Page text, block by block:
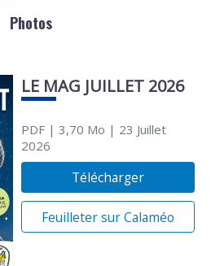
Photos
LE MAG JUILLET 2026
PDF| 3,70 Mo | 23 Juillet
2026
Télécharger
Feuilleter sur Calaméo